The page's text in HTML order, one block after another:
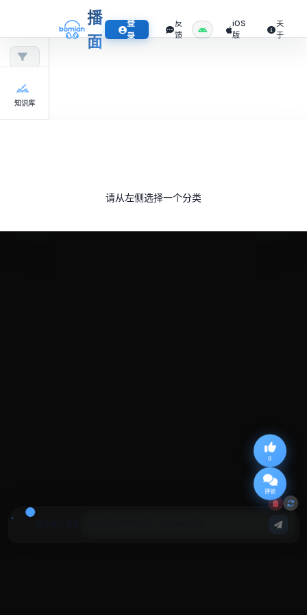
播
面
登
录
反
馈
iOS
版
关
于
0
评论
知识库
请从左侧选择一个分类